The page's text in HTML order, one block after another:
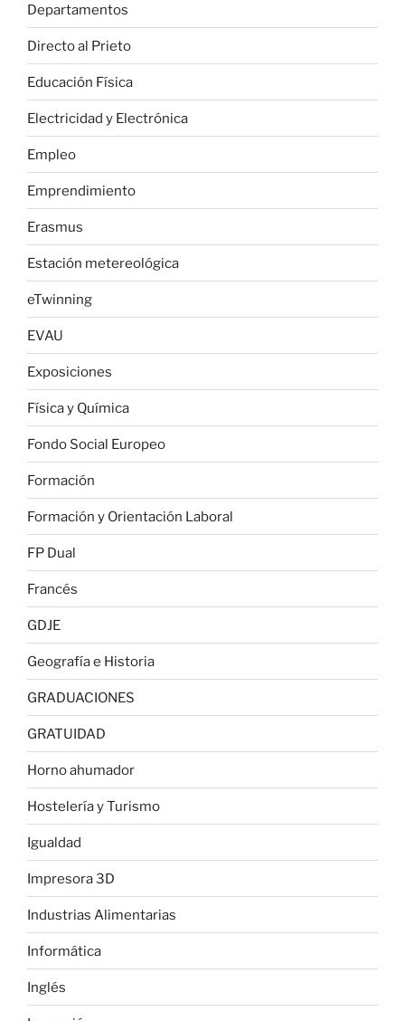
Departamentos
Directo al Prieto
Educación Física
Electricidad y Electrónica
Empleo
Emprendimiento
Erasmus
Estación metereológica
eTwinning
EVAU
Exposiciones
Física y Química
Fondo Social Europeo
Formación
Formación y Orientación Laboral
FP Dual
Francés
GDJE
Geografía e Historia
GRADUACIONES
GRATUIDAD
Horno ahumador
Hostelería y Turismo
Igualdad
Impresora 3D
Industrias Alimentarias
Informática
Inglés